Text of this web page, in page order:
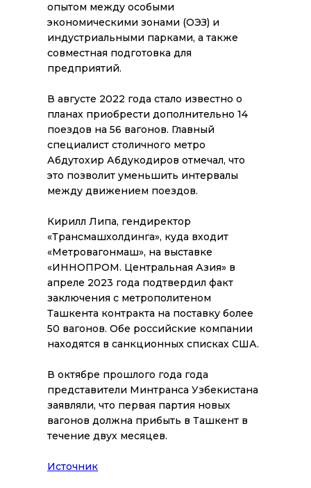
опытом между особыми
экономическими зонами (ОЭЗ) и
индустриальными парками, а также
совместная подготовка для
предприятий.
В августе 2022 года стало известно о
планах приобрести дополнительно 14
поездов на 56 вагонов. Главный
специалист столичного метро
Абдутохир Абдукодиров отмечал, что
это позволит уменьшить интервалы
между движением поездов.
Кирилл Липа, гендиректор
«Трансмашхолдинга», куда входит
«Метровагонмаш», на выставке
«ИННОПРОМ. Центральная Азия» в
апреле 2023 года подтвердил факт
заключения с метрополитеном
Ташкента контракта на поставку более
50 вагонов. Обе российские компании
находятся в санкционных списках США.
В октябре прошлого года года
представители Минтранса Узбекистана
заявляли, что первая партия новых
вагонов должна прибыть в Ташкент в
течение двух месяцев.
Источник